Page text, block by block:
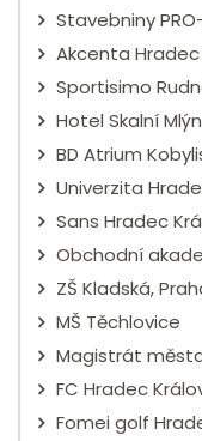
Stavebniny
Akcenta
Sportisimo
Hotel Skalní Mlýn
BD Atrium
Univerzita
Sans Hradec
Obchodní
ZŠ Kladská,
MŠ Těchlovice
Magistrát
FC Hradec
Fomei golf